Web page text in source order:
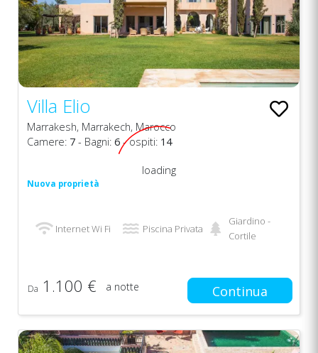
Villa Elio
Marrakesh, Marrakech, Marocco
Camere: 7 - Bagni: 6- ospiti: 14
Nuova proprietà
loading
Internet Wi Fi Piscina Privata
Giardino -
Cortile
Da 1.100 € a notte Continua